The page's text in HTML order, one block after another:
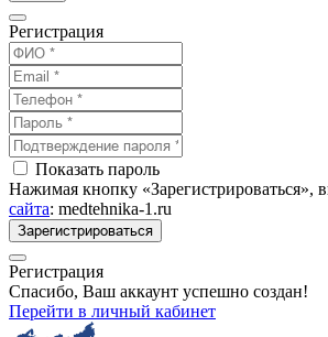
Регистрация
Показать пароль
Нажимая кнопку «Зарегистрироваться»,
сайта: medtehnika-1.ru
Зарегистрироваться
Регистрация
Спасибо, Ваш аккаунт успешно создан!
Перейти в личный кабинет